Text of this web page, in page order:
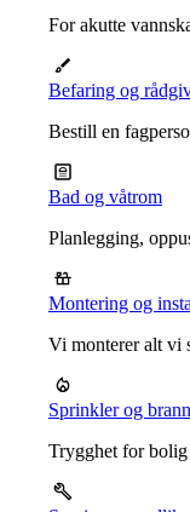
For akutte
Befaring og
Bestill en
Bad og våtrom
Planlegging,
Montering og
Vi monterer alt vi
Sprinkler og
Trygghet for